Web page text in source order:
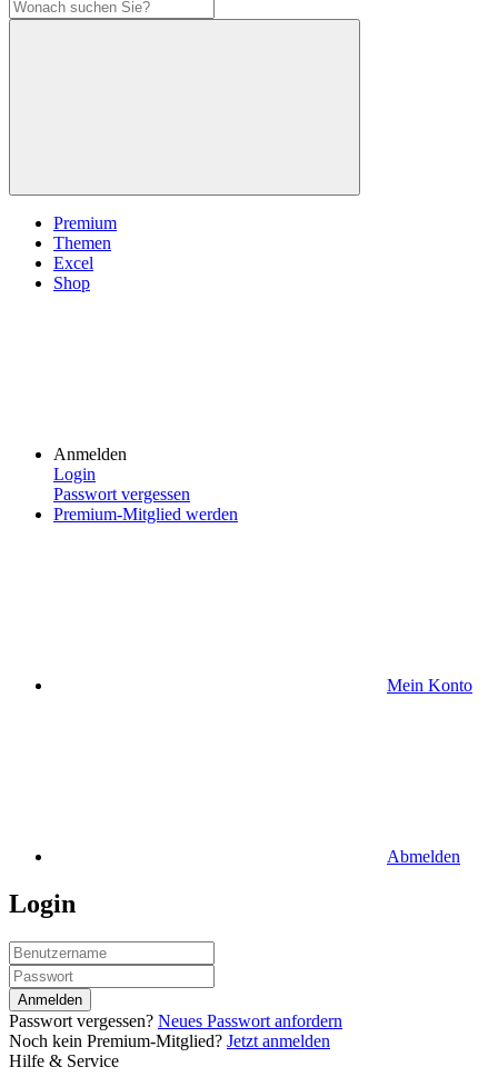
Premium
Themen
Excel
Shop
Anmelden
Login
Passwort vergessen
Premium-Mitglied werden
Mein Konto
Abmelden
Login
Anmelden
Passwort vergessen? Neues Passwort anfordern
Noch kein Premium-Mitglied? Jetzt anmelden
Hilfe & Service